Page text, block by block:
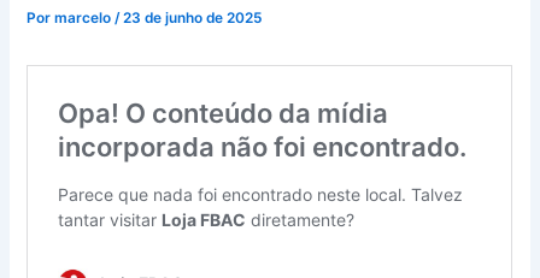
Pormarcelo/23 de junho de 2025